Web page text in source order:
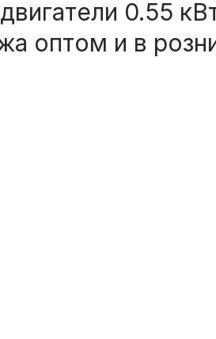
0.55
оптом и в